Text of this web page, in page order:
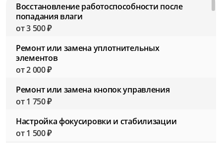
Восстановление работоспособности после
попадания влаги
от 3 500 ₽
Ремонт или замена уплотнительных
элементов
от 2 000 ₽
Ремонт или замена кнопок управления
от 1 750 ₽
Настройка фокусировки и стабилизации
от 1 500 ₽